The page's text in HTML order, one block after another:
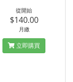
從開始
$140.00
月繳
立即購買